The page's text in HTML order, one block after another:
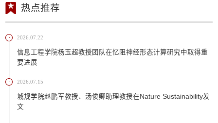
热点推荐
2026.07.22
信息工程学院杨玉超教授团队在忆阻神经形态计算研究中取得重
要进展
2026.07.15
城规学院赵鹏军教授、汤俊卿助理教授在Nature Sustainability发
文